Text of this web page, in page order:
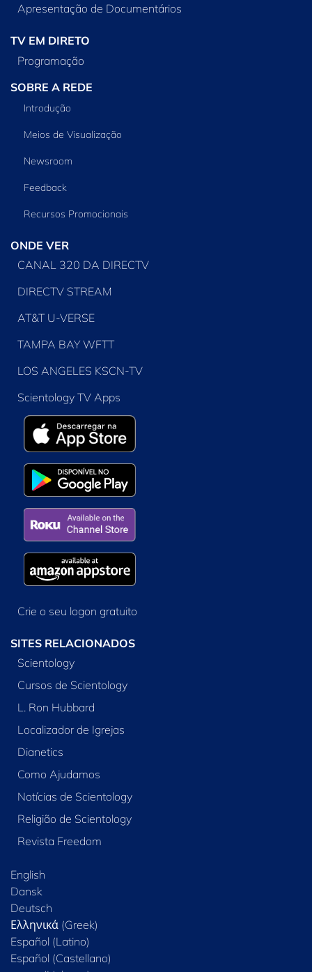
Apresentação de Documentários
TV EM DIRETO
Programação
SOBRE A REDE
Introdução
Meios de Visualização
Newsroom
Feedback
Recursos Promocionais
ONDE VER
CANAL 320 DA DIRECTV
DIRECTV STREAM
AT&T U-VERSE
TAMPA BAY WFTT
LOS ANGELES KSCN-TV
Scientology TV Apps
Crie o seu logon gratuito
SITES RELACIONADOS
Scientology
Cursos de Scientology
L. Ron Hubbard
Localizador de Igrejas
Dianetics
Como Ajudamos
Notícias de Scientology
Religião de Scientology
Revista Freedom
English
Dansk
Deutsch
Ελληνικά (Greek)
Español (Latino)
Español (Castellano)